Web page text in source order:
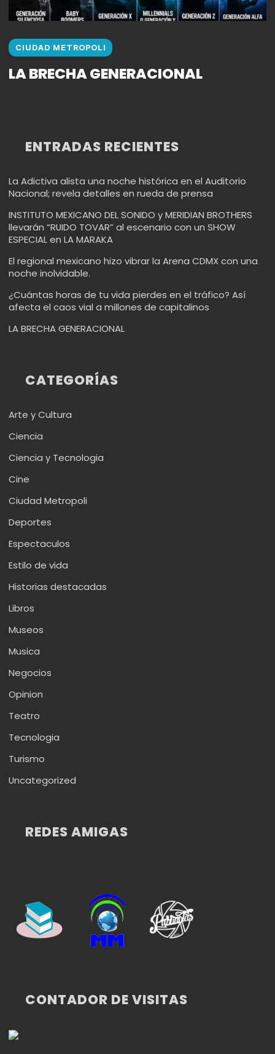
CIUDAD METROPOLI
LA BRECHA GENERACIONAL
ENTRADAS RECIENTES
La Adictiva alista una noche histórica en el Auditorio
Nacional; revela detalles en rueda de prensa
INSTITUTO MEXICANO DEL SONIDO y MERIDIAN BROTHERS
llevarán “RUIDO TOVAR” al escenario con un SHOW
ESPECIAL en LA MARAKA
El regional mexicano hizo vibrar la Arena CDMX con una
noche inolvidable.
¿Cuántas horas de tu vida pierdes en el tráfico? Así
afecta el caos vial a millones de capitalinos
LA BRECHA GENERACIONAL
CATEGORÍAS
Arte y Cultura
Ciencia
Ciencia y Tecnologia
Cine
Ciudad Metropoli
Deportes
Espectaculos
Estilo de vida
Historias destacadas
Libros
Museos
Musica
Negocios
Opinion
Teatro
Tecnologia
Turismo
Uncategorized
REDES AMIGAS
CONTADOR DE VISITAS